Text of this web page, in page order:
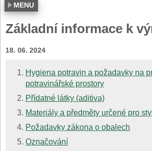
MENU
Základní informace k
18. 06. 2024
Hygiena potravin a požadavky na
potravinářské prostory
Přídatné látky (aditiva)
Materiály a předměty určené pro
Požadavky zákona o obalech
Označování